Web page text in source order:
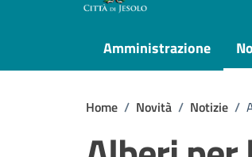
Amministrazione
Home / Novità / Notizie /